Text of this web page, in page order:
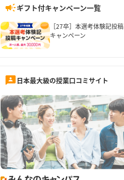
ギフト付キャンペーン一覧
［27卒］本選考体験記投稿
キャンペーン
日本最大級の授業口コミサイト